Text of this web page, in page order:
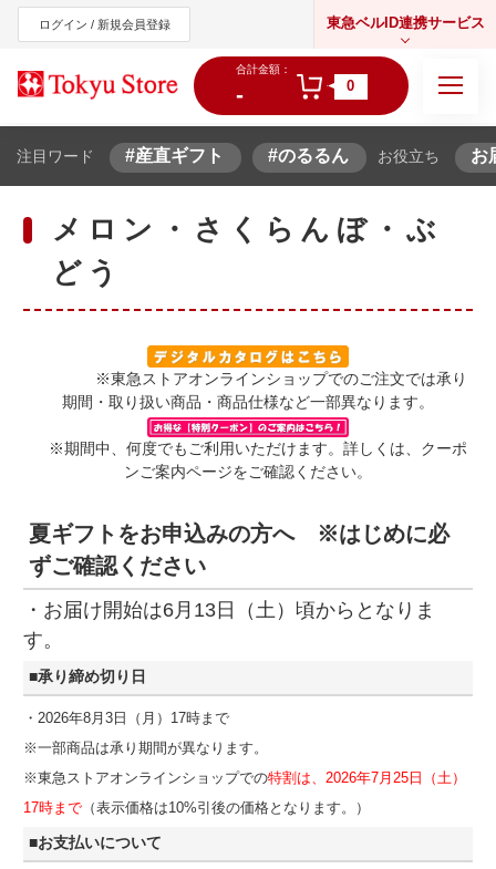
ログイン / 新規会員登録 東急ベルID連携サービス
東急オンラインショップ
合計金額：
- 0
注目ワード #産直ギフト #のるるん お役立ち お
メロン・さくらんぼ・ぶ
どう
※東急ストアオンラインショップでのご注文では承り
期間・取り扱い商品・商品仕様など一部異なります。
※期間中、何度でもご利用いただけます。詳しくは、クーポ
ンご案内ページをご確認ください。
夏ギフトをお申込みの方へ ※はじめに必
ずご確認ください
・お届け開始は6月13日（土）頃からとなりま
す。
■承り締め切り日
・2026年8月3日（月）17時まで
※一部商品は承り期間が異なります。
※東急ストアオンラインショップでの特割は、2026年7月25日（土）
17時まで（表示価格は10%引後の価格となります。）
■お支払いについて